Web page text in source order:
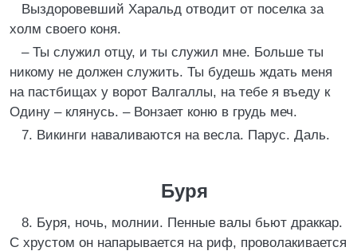
Выздоровевший Харальд отводит от поселка за
холм своего коня.
– Ты служил отцу, и ты служил мне. Больше ты
никому не должен служить. Ты будешь ждать меня
на пастбищах у ворот Валгаллы, на тебе я въеду к
Одину – клянусь. – Вонзает коню в грудь меч.
7. Викинги наваливаются на весла. Парус. Даль.
Буря
8. Буря, ночь, молнии. Пенные валы бьют драккар.
С хрустом он напарывается на риф, проволакивается